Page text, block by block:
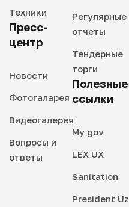
Техники
Пресс-
центр
Новости
Фотогаларея
Видеогалерея
Вопросы и
ответы
Регулярные
отчеты
Тендерные
торги
Полезные
ссылки
My gov
LEX UX
Sanitation
President Uz